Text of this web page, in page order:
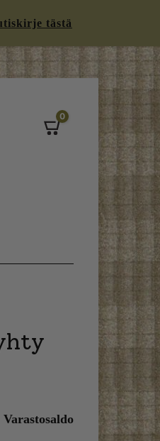
tästä
0
Varastosaldo